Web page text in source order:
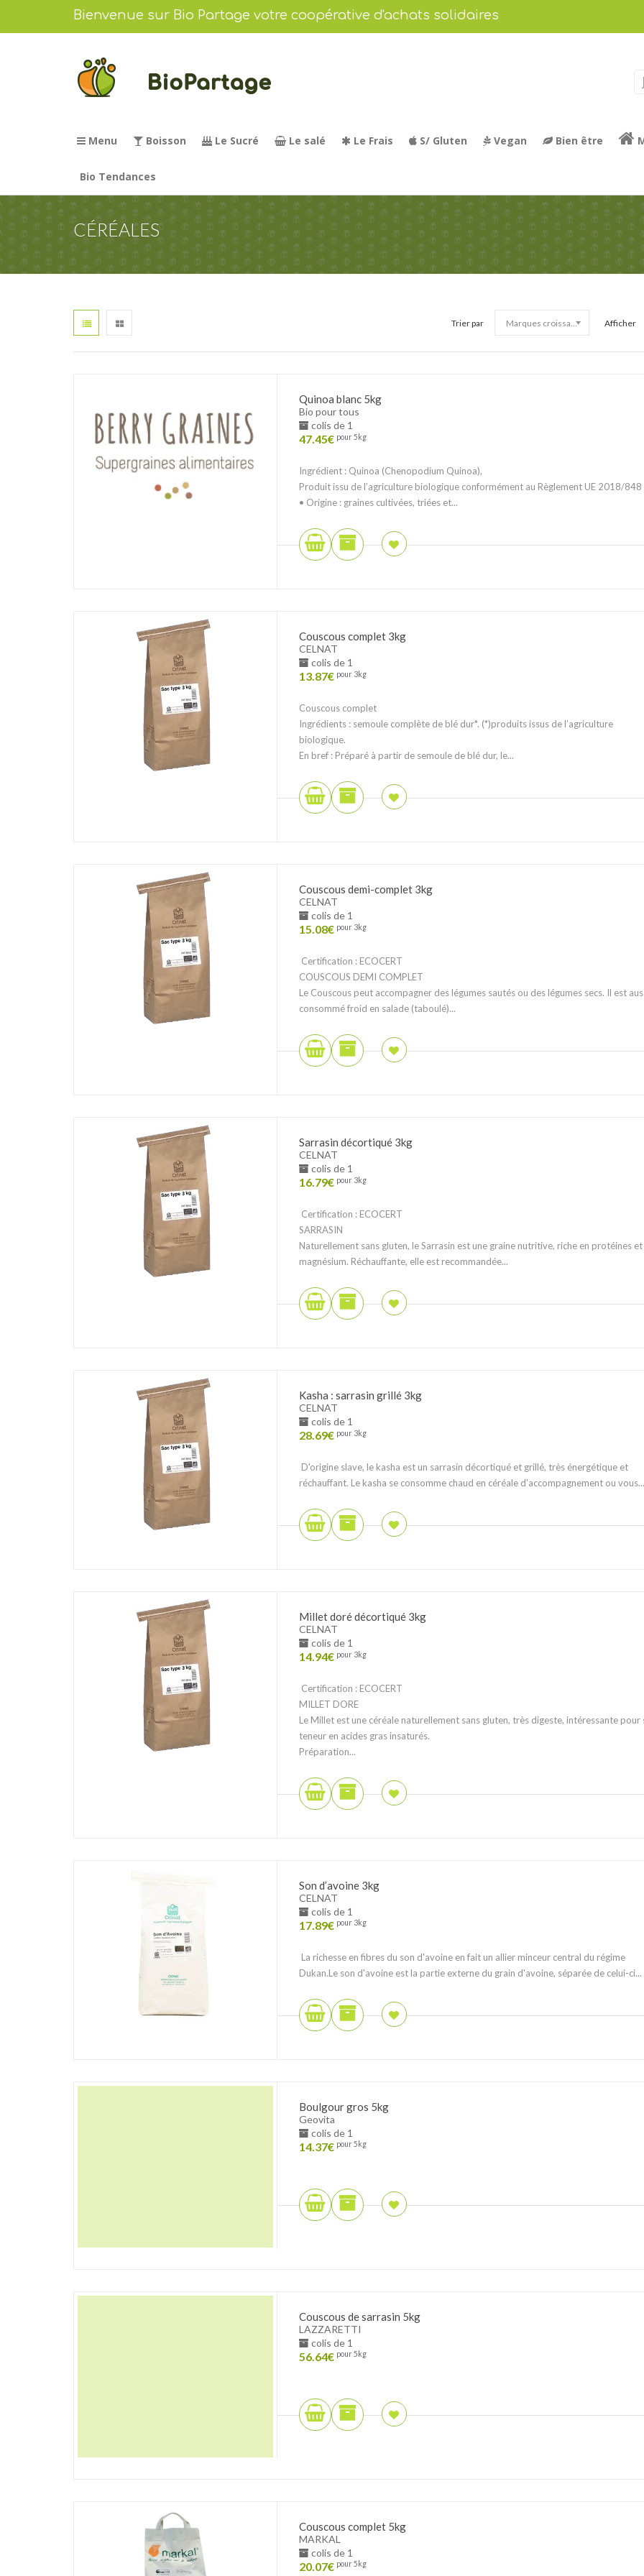
Bienvenue sur Bio Partage votre coopérative d'achats solidaires
Menu Boisson Le Sucré Le salé Le Frais S/ Gluten Vegan Bien être
Bio Tendances
CÉRÉALES
Trier par Afficher
Quinoa blanc 5kg
Bio pour tous
colis de 1
47.45€ pour 5kg
Ingrédient : Quinoa (Chenopodium Quinoa),
Produit issu de l’agriculture biologique conformément au Règlement UE 2018/848
• Origine : graines cultivées, triées et...
Couscous complet 3kg
CELNAT
colis de 1
13.87€ pour 3kg
Couscous complet
Ingrédients : semoule complète de blé dur*. (*)produits issus de l’agriculture
biologique.
En bref : Préparé à partir de semoule de blé dur, le...
Couscous demi-complet 3kg
CELNAT
colis de 1
15.08€ pour 3kg
Certification : ECOCERT
COUSCOUS DEMI COMPLET
Le Couscous peut accompagner des légumes sautés ou des légumes secs. Il est
consommé froid en salade (taboulé)...
Sarrasin décortiqué 3kg
CELNAT
colis de 1
16.79€ pour 3kg
Certification : ECOCERT
SARRASIN
Naturellement sans gluten, le Sarrasin est une graine nutritive, riche en protéines et
magnésium. Réchauffante, elle est recommandée...
Kasha : sarrasin grillé 3kg
CELNAT
colis de 1
28.69€ pour 3kg
D'origine slave, le kasha est un sarrasin décortiqué et grillé, très énergétique et
réchauffant. Le kasha se consomme chaud en céréale d'accompagnement ou vous...
Millet doré décortiqué 3kg
CELNAT
colis de 1
14.94€ pour 3kg
Certification : ECOCERT
MILLET DORE
Le Millet est une céréale naturellement sans gluten, très digeste, intéressante pour
teneur en acides gras insaturés.
Préparation...
Son d’avoine 3kg
CELNAT
colis de 1
17.89€ pour 3kg
La richesse en fibres du son d'avoine en fait un allier minceur central du régime
Dukan.Le son d'avoine est la partie externe du grain d'avoine, séparée de celui-ci...
Boulgour gros 5kg
Geovita
colis de 1
14.37€ pour 5kg
Couscous de sarrasin 5kg
LAZZARETTI
colis de 1
56.64€ pour 5kg
Couscous complet 5kg
MARKAL
colis de 1
20.07€ pour 5kg